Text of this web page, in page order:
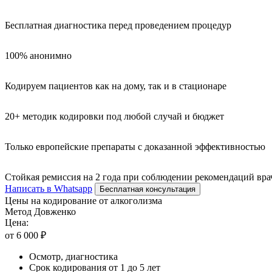
Бесплатная диагностика перед проведением процедур
100% анонимно
Кодируем пациентов как на дому, так и в стационаре
20+ методик кодировки под любой случай и бюджет
Только европейские препараты с доказанной эффективностью
Стойкая ремиссия на 2 года при соблюдении рекомендаций
Написать в Whatsapp
Бесплатная консультация
Цены на кодирование от алкоголизма
Метод Довженко
Цена:
от 6 000 ₽
Осмотр, диагностика
Срок кодирования от 1 до 5 лет